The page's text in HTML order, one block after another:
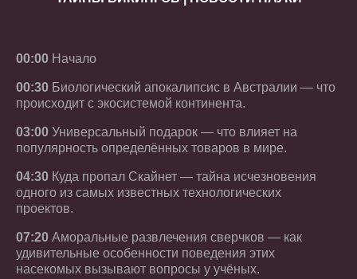
00:00 Начало
00:30 Биологический апокалипсис в Австралии — что
происходит с экосистемой континента.
03:00 Универсальный подарок — что влияет на
популярность определённых товаров в мире.
04:30 Куда пропал Скайнет — тайна исчезновения
одного из самых известных технологических
проектов.
07:20 Аморальные развлечения сверчков — как
удивительные особенности поведения этих
насекомых вызывают вопросы у учёных.